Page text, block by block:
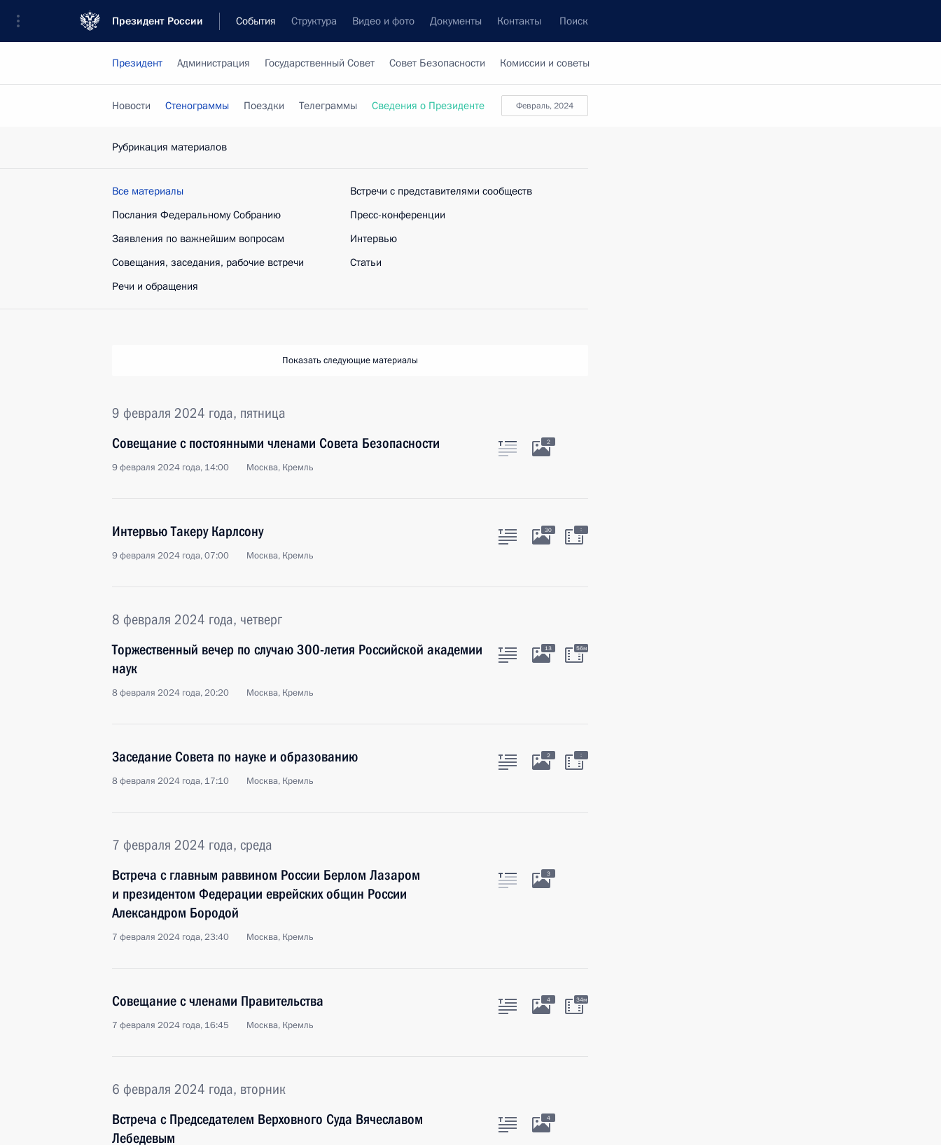
Президент России События Структура Видео и фото Документы Контакты Поиск
Президент Администрация Государственный Совет Совет Безопасности Комиссии и советы
февраль, 2024
Новости Стенограммы Поездки Телеграммы Сведения о Президенте
Рубрикация материалов
Все материалы
Послания Федеральному Собранию
Заявления по важнейшим вопросам
Совещания, заседания, рабочие встречи
Речи и обращения
Встречи с представителями сообществ
Пресс-конференции
Интервью
Статьи
Показать следующие материалы
9 февраля 2024 года, пятница
Совещание с постоянными членами Совета Безопасности
9 февраля 2024 года, 14:00 Москва, Кремль
2
Интервью Такеру Карлсону
9 февраля 2024 года, 07:00 Москва, Кремль
30 :
8 февраля 2024 года, четверг
Торжественный вечер по случаю 300-летия Российской академии
наук
8 февраля 2024 года, 20:20 Москва, Кремль
13 56м
Заседание Совета по науке и образованию
8 февраля 2024 года, 17:10 Москва, Кремль
2 :
7 февраля 2024 года, среда
Встреча с главным раввином России Берлом Лазаром
и президентом Федерации еврейских общин России
Александром Бородой
7 февраля 2024 года, 23:40 Москва, Кремль
3
Совещание с членами Правительства
7 февраля 2024 года, 16:45 Москва, Кремль
4 34м
6 февраля 2024 года, вторник
Встреча с Председателем Верховного Суда Вячеславом
Лебедевым
4